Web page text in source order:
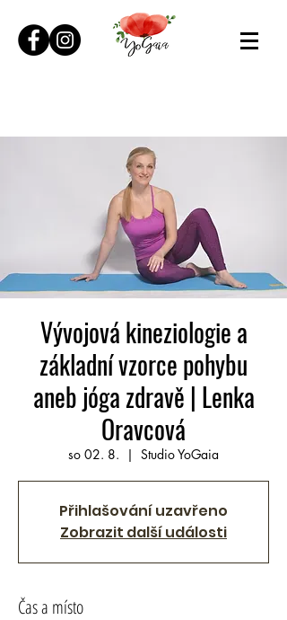
Vývojová kineziologie a
základní vzorce pohybu
aneb jóga zdravě | Lenka
Oravcová
so 02. 8.
  |
Studio YoGaia
Přihlašování uzavřeno
Zobrazit další události
Čas a místo